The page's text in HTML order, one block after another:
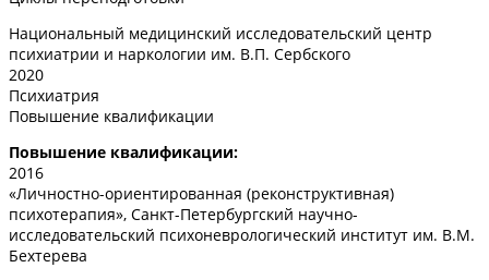
Национальный медицинский исследовательский центр
психиатрии и наркологии им. В.П. Сербского
2020
Психиатрия
Повышение квалификации
Повышение квалификации:
2016
«Личностно-ориентированная (реконструктивная)
психотерапия», Санкт-Петербургский научно-
исследовательский психоневрологический институт им. В.М.
Бехтерева